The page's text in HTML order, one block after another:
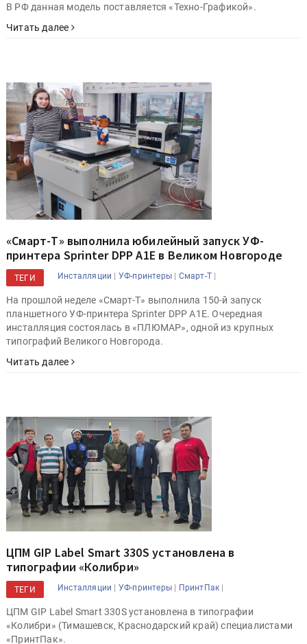
В РФ данная модель поставляется «Техно-Графикой».
Читать далее
«Смарт-Т» выполнила юбилейный запуск УФ-
принтера Sprinter DPP A1E в Великом Новгороде
ТЕГИ Инсталляции | УФ-принтеры | Смарт-Т |
На прошлой неделе «Смарт-Т» выполнила 150-й запуск
планшетного УФ-принтера Sprinter DPP A1E. Очередная
инсталляция состоялась в «ПЛЮМАР», одной из крупных
типографий Великого Новгорода.
Читать далее
ЦПМ GIP Label Smart 330S установлена в
типографии «Колибри»
ТЕГИ Инсталляции | УФ-принтеры | ПринтПак |
ЦПМ GIP Label Smart 330S установлена в типографии
«Колибри» (Тимашевск, Краснодарский край) специалистами
«ПринтПак».